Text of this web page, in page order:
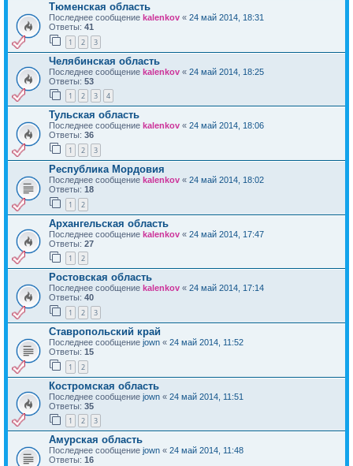
Тюменская область
Последнее сообщение kalenkov « 24 май 2014, 18:31
Ответы: 41
1 2 3
Челябинская область
Последнее сообщение kalenkov « 24 май 2014, 18:25
Ответы: 53
1 2 3 4
Тульская область
Последнее сообщение kalenkov « 24 май 2014, 18:06
Ответы: 36
1 2 3
Республика Мордовия
Последнее сообщение kalenkov « 24 май 2014, 18:02
Ответы: 18
1 2
Архангельская область
Последнее сообщение kalenkov « 24 май 2014, 17:47
Ответы: 27
1 2
Ростовская область
Последнее сообщение kalenkov « 24 май 2014, 17:14
Ответы: 40
1 2 3
Ставропольский край
Последнее сообщение jown « 24 май 2014, 11:52
Ответы: 15
1 2
Костромская область
Последнее сообщение jown « 24 май 2014, 11:51
Ответы: 35
1 2 3
Амурская область
Последнее сообщение jown « 24 май 2014, 11:48
Ответы: 16